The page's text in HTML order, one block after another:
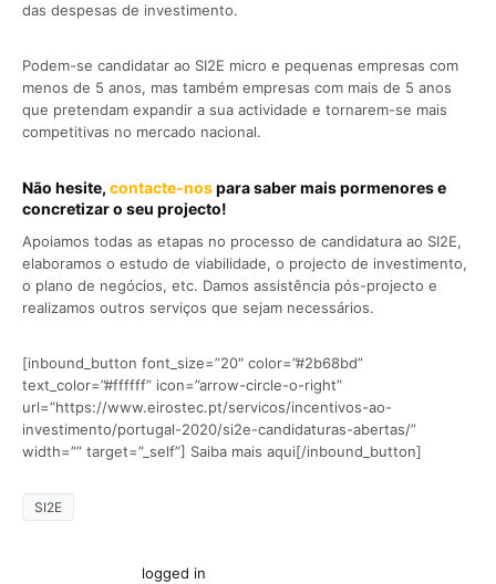
das despesas de investimento.
Podem-se candidatar ao SI2E micro e pequenas empresas com
menos de 5 anos, mas também empresas com mais de 5 anos
que pretendam expandir a sua actividade e tornarem-se mais
competitivas no mercado nacional.
Não hesite, contacte-nospara saber mais pormenores e
concretizar o seu projecto!
Apoiamos todas as etapas no processo de candidatura ao SI2E,
elaboramos o estudo de viabilidade, o projecto de investimento,
o plano de negócios, etc. Damos assistência pós-projecto e
realizamos outros serviços que sejam necessários.
[inbound_button font_size=”20″ color=”#2b68bd”
text_color=”#ffffff” icon=”arrow-circle-o-right”
url=”https://www.eirostec.pt/servicos/incentivos-ao-
investimento/portugal-2020/si2e-candidaturas-abertas/”
width=”” target=”_self”] Saiba mais aqui[/inbound_button]
SI2E
logged in